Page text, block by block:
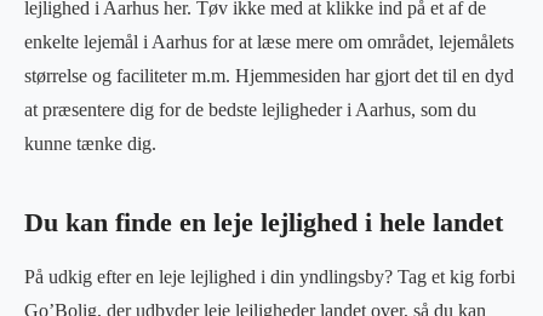
lejlighed i Aarhus her. Tøv ikke med at klikke ind på et af de
enkelte lejemål i Aarhus for at læse mere om området, lejemålets
størrelse og faciliteter m.m. Hjemmesiden har gjort det til en dyd
at præsentere dig for de bedste lejligheder i Aarhus, som du
kunne tænke dig.
Du kan finde en leje lejlighed i hele landet
På udkig efter en leje lejlighed i din yndlingsby? Tag et kig forbi
Go’Bolig, der udbyder leje lejligheder landet over, så du kan